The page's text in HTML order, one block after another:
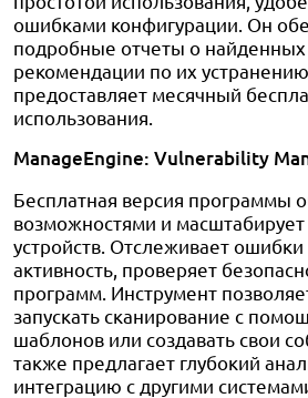
ошибками конфигурации. Он
подробные отчеты о найденных
рекомендации по их
предоставляет месячный
использования.
ManageEngine: Vulnerability
Бесплатная версия программы
возможностями и масштабирует
устройств. Отслеживает
активность, проверяет
программ. Инструмент
запускать сканирование с
шаблонов или создавать свои
также предлагает глубокий
интеграцию с другими